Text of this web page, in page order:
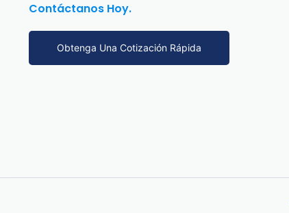
Contáctanos Hoy.
Obtenga Una Cotización Rápida